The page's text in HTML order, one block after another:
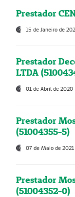
Prestador
15 de Janeiro de
Prestador
LTDA
01 de Abril de 2020
Prestador
(51004355-5)
07 de Maio de 2021
Prestador
(51004352-0)